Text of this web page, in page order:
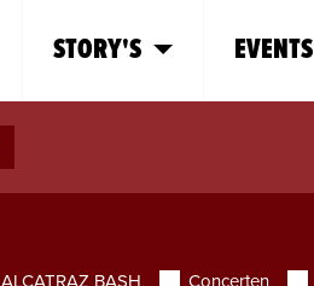
STORY'S EVENTS
ALCATRAZ BASH Concerten